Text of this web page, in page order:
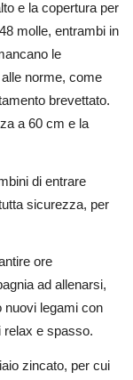
e la copertura per
molle, entrambi in
le
norme, come
brevettato.
a 60 cm e la
di entrare
sicurezza, per
ore
ad allenarsi,
nuovi legami con
relax e spasso.
zincato, per cui